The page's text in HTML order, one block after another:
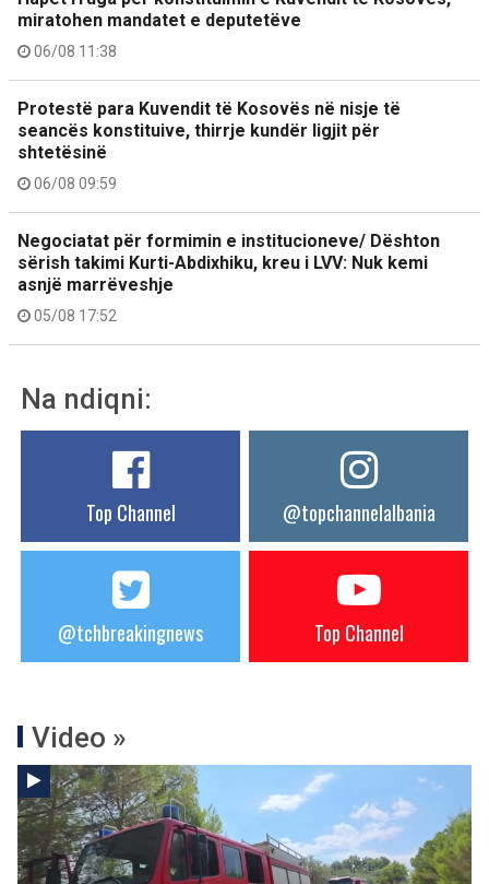
miratohen mandatet e deputetëve
06/08 11:38
Protestë para Kuvendit të Kosovës në nisje të
seancës konstituive, thirrje kundër ligjit për
shtetësinë
06/08 09:59
Negociatat për formimin e institucioneve/ Dështon
sërish takimi Kurti-Abdixhiku, kreu i LVV: Nuk kemi
asnjë marrëveshje
05/08 17:52
Na ndiqni:
Top Channel @topchannelalbania
@tchbreakingnews Top Channel
Video »